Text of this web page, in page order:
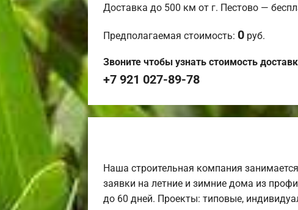
Доставка до 500 км от г. Пестово —
Предполагаемая стоимость: 0 руб.
Звоните чтобы узнать стоимость
+7 921 027-89-78
Наша строительная компания
заявки на летние и зимние дома из
до 60 дней. Проекты: типовые,